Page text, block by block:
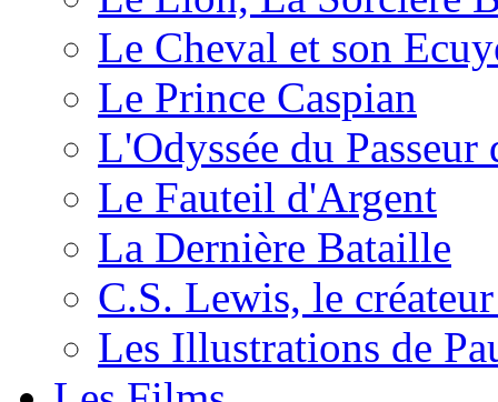
Le Cheval et son
Le Prince Caspian
L'Odyssée du
Le Fauteil d'Argent
La Dernière Bataille
C.S. Lewis, le
Les Illustrations de